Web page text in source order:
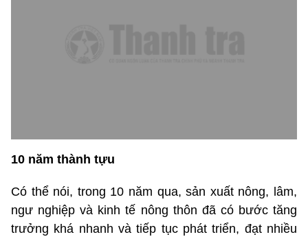
10 năm thành tựu
Có thể nói, trong 10 năm qua, sản xuất nông, lâm,
ngư nghiệp và kinh tế nông thôn đã có bước tăng
trưởng khá nhanh và tiếp tục phát triển, đạt nhiều